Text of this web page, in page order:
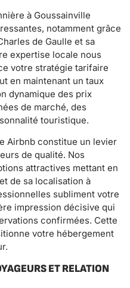
à Goussainville
notamment grâce
de Gaulle et sa
expertise locale nous
votre stratégie tarifaire
en maintenant un taux
dynamique des prix
de marché, des
touristique.
Airbnb constitue un levier
de qualité. Nos
attractives mettant en
de sa localisation à
subliment votre
impression décisive qui
confirmées. Cette
votre hébergement
ET RELATION